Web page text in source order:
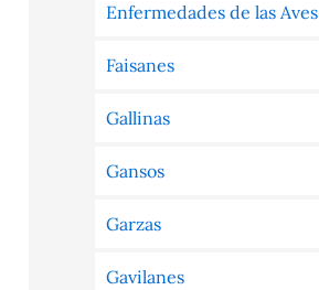
Enfermedades de las Aves
Faisanes
Gallinas
Gansos
Garzas
Gavilanes